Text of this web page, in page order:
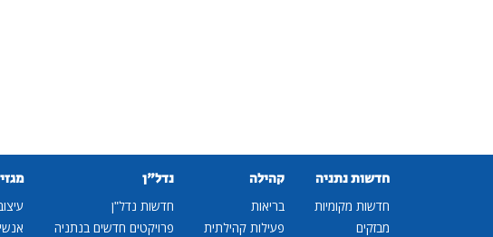
חדשות נתניה
חדשות מקומיות
מבזקים
קהילה
בריאות
פעילות קהילתית
נדל"ן
חדשות נדל"ן
פרויקטים חדשים בנתניה